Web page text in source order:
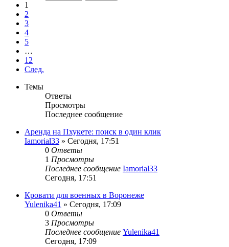
1
2
3
4
5
…
12
След.
Темы
Ответы
Просмотры
Последнее сообщение
Аренда на Пхукете: поиск в один клик
Iamorial33 » Сегодня, 17:51
0 Ответы
1 Просмотры
Последнее сообщение Iamorial33
Сегодня, 17:51
Кровати для военных в Воронеже
Yulenika41 » Сегодня, 17:09
0 Ответы
3 Просмотры
Последнее сообщение Yulenika41
Сегодня, 17:09